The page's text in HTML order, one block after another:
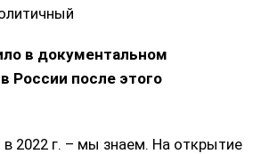
в документальном
России после этого
2022 г. – мы знаем. На открытие